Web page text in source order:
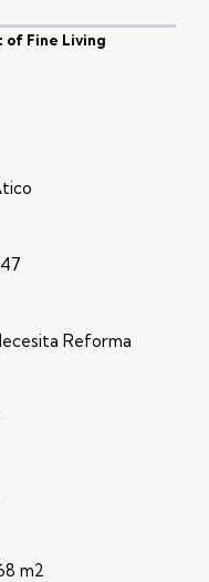
of Fine Living
Reforma
m2